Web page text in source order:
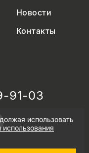
Новости
Контакты
91-03
использовать
использования